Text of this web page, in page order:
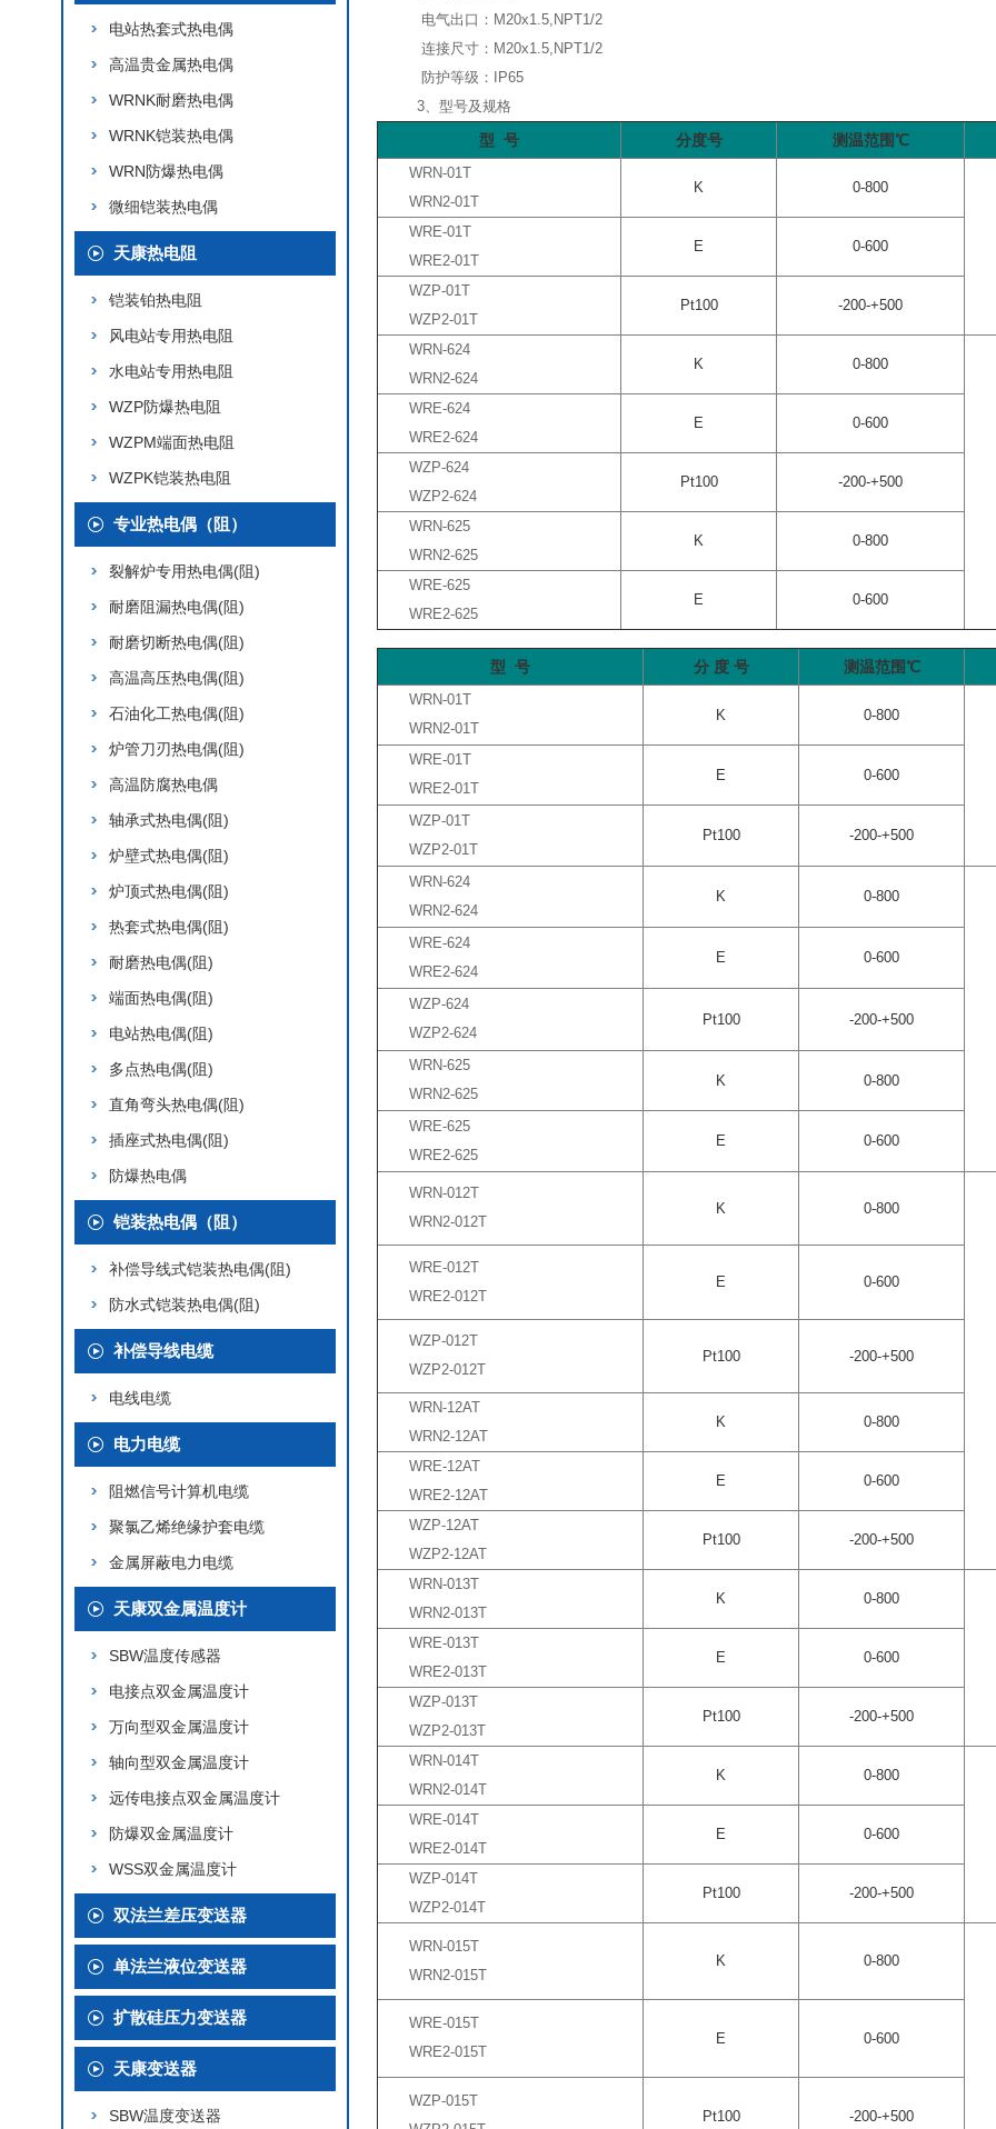
电站热套式热电偶
高温贵金属热电偶
WRNK耐磨热电偶
WRNK铠装热电偶
WRN防爆热电偶
微细铠装热电偶
天康热电阻
铠装铂热电阻
风电站专用热电阻
水电站专用热电阻
WZP防爆热电阻
WZPM端面热电阻
WZPK铠装热电阻
专业热电偶（阻）
裂解炉专用热电偶(阻)
耐磨阻漏热电偶(阻)
耐磨切断热电偶(阻)
高温高压热电偶(阻)
石油化工热电偶(阻)
炉管刀刃热电偶(阻)
高温防腐热电偶
轴承式热电偶(阻)
炉壁式热电偶(阻)
炉顶式热电偶(阻)
热套式热电偶(阻)
耐磨热电偶(阻)
端面热电偶(阻)
电站热电偶(阻)
多点热电偶(阻)
直角弯头热电偶(阻)
插座式热电偶(阻)
防爆热电偶
铠装热电偶（阻）
补偿导线式铠装热电偶(阻)
防水式铠装热电偶(阻)
补偿导线电缆
电线电缆
电力电缆
阻燃信号计算机电缆
聚氯乙烯绝缘护套电缆
金属屏蔽电力电缆
天康双金属温度计
SBW温度传感器
电接点双金属温度计
万向型双金属温度计
轴向型双金属温度计
远传电接点双金属温度计
防爆双金属温度计
WSS双金属温度计
双法兰差压变送器
单法兰液位变送器
扩散硅压力变送器
天康变送器
SBW温度变送器
电气出口：M20x1.5,NPT1/2
连接尺寸：M20x1.5,NPT1/2
防护等级：IP65
3、型号及规格
型 号 分度号 测温范围℃
WRN-01T
WRN2-01T
K 0-800
WRE-01T
WRE2-01T
E 0-600
WZP-01T
WZP2-01T
Pt100 -200-+500
WRN-624
WRN2-624
K 0-800
WRE-624
WRE2-624
E 0-600
WZP-624
WZP2-624
Pt100 -200-+500
WRN-625
WRN2-625
K 0-800
WRE-625
WRE2-625
E 0-600
型 号 分 度 号 测温范围℃
WRN-01T
WRN2-01T
K 0-800
WRE-01T
WRE2-01T
E 0-600
WZP-01T
WZP2-01T
Pt100 -200-+500
WRN-624
WRN2-624
K 0-800
WRE-624
WRE2-624
E 0-600
WZP-624
WZP2-624
Pt100 -200-+500
WRN-625
WRN2-625
K 0-800
WRE-625
WRE2-625
E 0-600
WRN-012T
WRN2-012T
K 0-800
WRE-012T
WRE2-012T
E 0-600
WZP-012T
WZP2-012T
Pt100 -200-+500
WRN-12AT
WRN2-12AT
K 0-800
WRE-12AT
WRE2-12AT
E 0-600
WZP-12AT
WZP2-12AT
Pt100 -200-+500
WRN-013T
WRN2-013T
K 0-800
WRE-013T
WRE2-013T
E 0-600
WZP-013T
WZP2-013T
Pt100 -200-+500
WRN-014T
WRN2-014T
K 0-800
WRE-014T
WRE2-014T
E 0-600
WZP-014T
WZP2-014T
Pt100 -200-+500
WRN-015T
WRN2-015T
K 0-800
WRE-015T
WRE2-015T
E 0-600
WZP-015T
Pt100 -200-+500